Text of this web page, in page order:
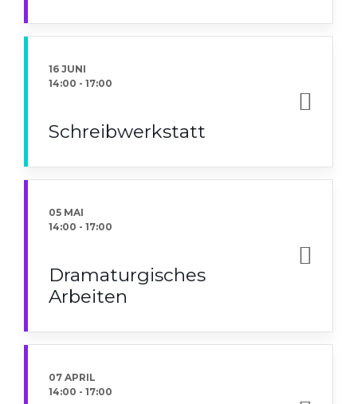
16 JUNI
14:00 - 17:00
Schreibwerkstatt
05 MAI
14:00 - 17:00
Dramaturgisches
Arbeiten
07 APRIL
14:00 - 17:00